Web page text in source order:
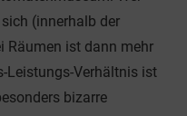
(innerhalb der
Räumen ist dann mehr
Leistungs-Verhältnis ist
bizarre